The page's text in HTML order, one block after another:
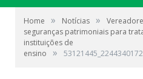
Home » Notícias »
seguranças patrimoniais para
instituições de
ensino
»